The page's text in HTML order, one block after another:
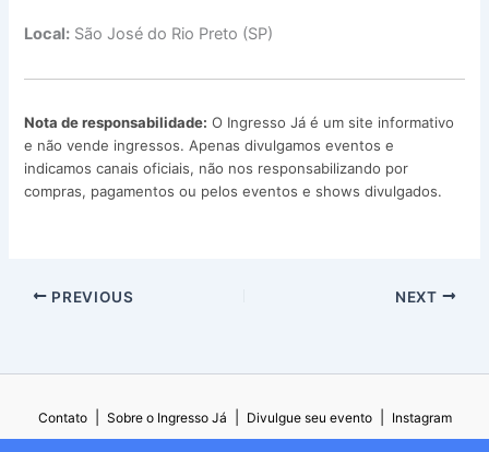
Local: São José do Rio Preto (SP)
Nota de responsabilidade: O Ingresso Já é um site informativo
e não vende ingressos. Apenas divulgamos eventos e
indicamos canais oficiais, não nos responsabilizando por
compras, pagamentos ou pelos eventos e shows divulgados.
PREVIOUS NEXT
Contato Sobre o Ingresso Já Divulgue seu evento Instagram